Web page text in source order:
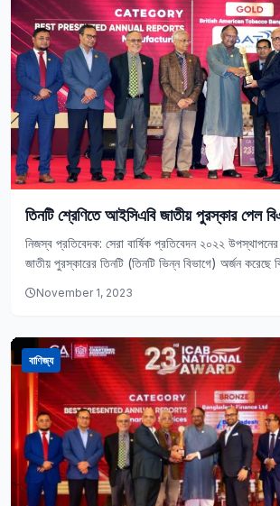
তিনটি শ্রেণিতে আইসিএবি জাতীয় পুরস্কার পেল
নিজস্ব প্রতিবেদক: সেরা বার্ষিক প্রতিবেদন ২০২২
জাতীয় পুরস্কারের তিনটি (তিনটি ভিন্ন বিভাগে) অর্জন করেছে
November 1, 2023
বাণিজ্য